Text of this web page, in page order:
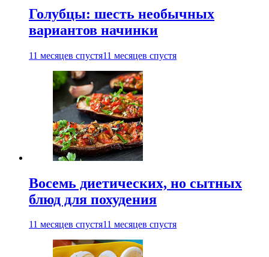
Голубцы: шесть необычных
вариантов начинки
11 месяцев спустя11 месяцев спустя
Восемь диетических, но сытных
блюд для похудения
11 месяцев спустя11 месяцев спустя